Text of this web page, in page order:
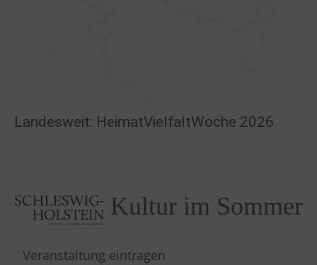
Landesweit: HeimatVielfaltWoche 2026
Kultur im Sommer
Veranstaltung eintragen